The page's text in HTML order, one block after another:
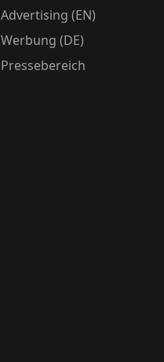
Advertising (EN)
Werbung (DE)
Pressebereich